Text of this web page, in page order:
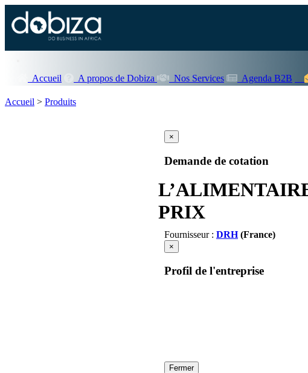
Accueil A propos de Dobiza Nos Services Agenda B2B
Accueil > Produits
×
Demande de cotation
PRIX
Fournisseur : DRH(France)
×
Profil de l'entreprise
Fermer